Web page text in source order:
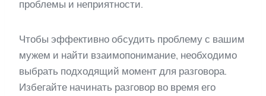
проблемы и неприятности.
Чтобы эффективно обсудить проблему с вашим
мужем и найти взаимопонимание, необходимо
выбрать подходящий момент для разговора.
Избегайте начинать разговор во время его